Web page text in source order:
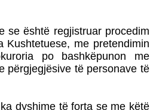
se është regjistruar procedim
Kushtetuese, me pretendimin
po bashkëpunon me
përgjegjësive të personave të
dyshime të forta se me këtë